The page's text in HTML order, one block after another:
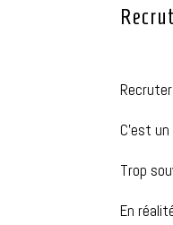
C’est
Trop
En